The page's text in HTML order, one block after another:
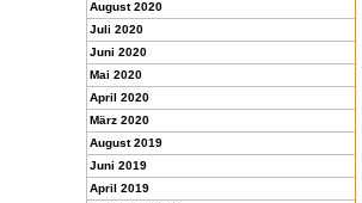
August 2020
Juli 2020
Juni 2020
Mai 2020
April 2020
März 2020
August 2019
Juni 2019
April 2019